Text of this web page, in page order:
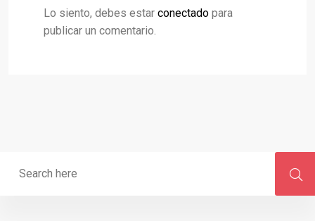
Lo siento, debes estar conectado para
publicar un comentario.